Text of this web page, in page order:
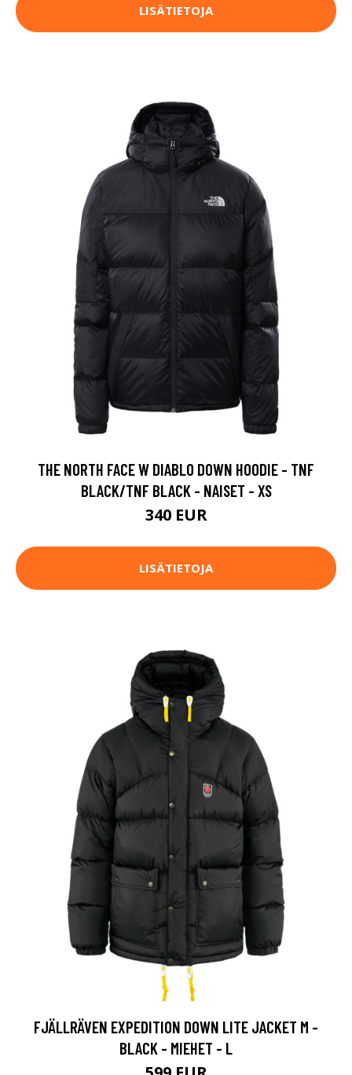
LISÄTIETOJA
THE NORTH FACE W DIABLO DOWN HOODIE - TNF
BLACK/TNF BLACK - NAISET - XS
340 EUR
LISÄTIETOJA
FJÄLLRÄVEN EXPEDITION DOWN LITE JACKET M -
BLACK - MIEHET - L